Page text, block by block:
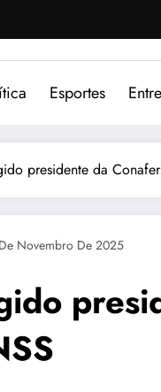
Esportes
presidente da
Novembro De 2025